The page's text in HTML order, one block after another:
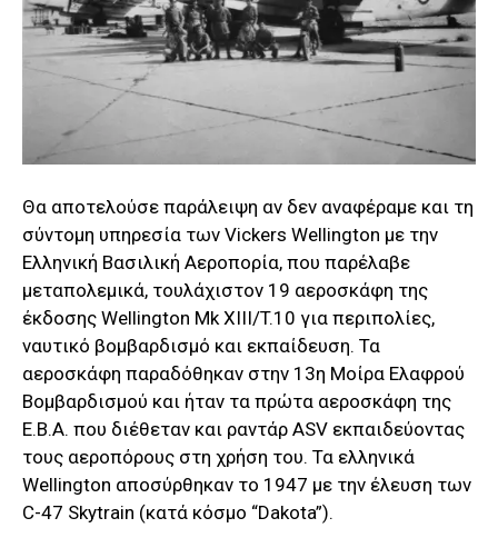
Θα αποτελούσε παράλειψη αν δεν αναφέραμε και τη
σύντομη υπηρεσία των Vickers Wellington με την
Ελληνική Βασιλική Αεροπορία, που παρέλαβε
μεταπολεμικά, τουλάχιστον 19 αεροσκάφη της
έκδοσης Wellington Mk XIIΙ/T.10 για περιπολίες,
ναυτικό βομβαρδισμό και εκπαίδευση. Τα
αεροσκάφη παραδόθηκαν στην 13η Μοίρα Ελαφρού
Βομβαρδισμού και ήταν τα πρώτα αεροσκάφη της
Ε.Β.Α. που διέθεταν και ραντάρ ASV εκπαιδεύοντας
τους αεροπόρους στη χρήση του. Τα ελληνικά
Wellington αποσύρθηκαν το 1947 με την έλευση των
C-47 Skytrain (κατά κόσμο “Dakota”).